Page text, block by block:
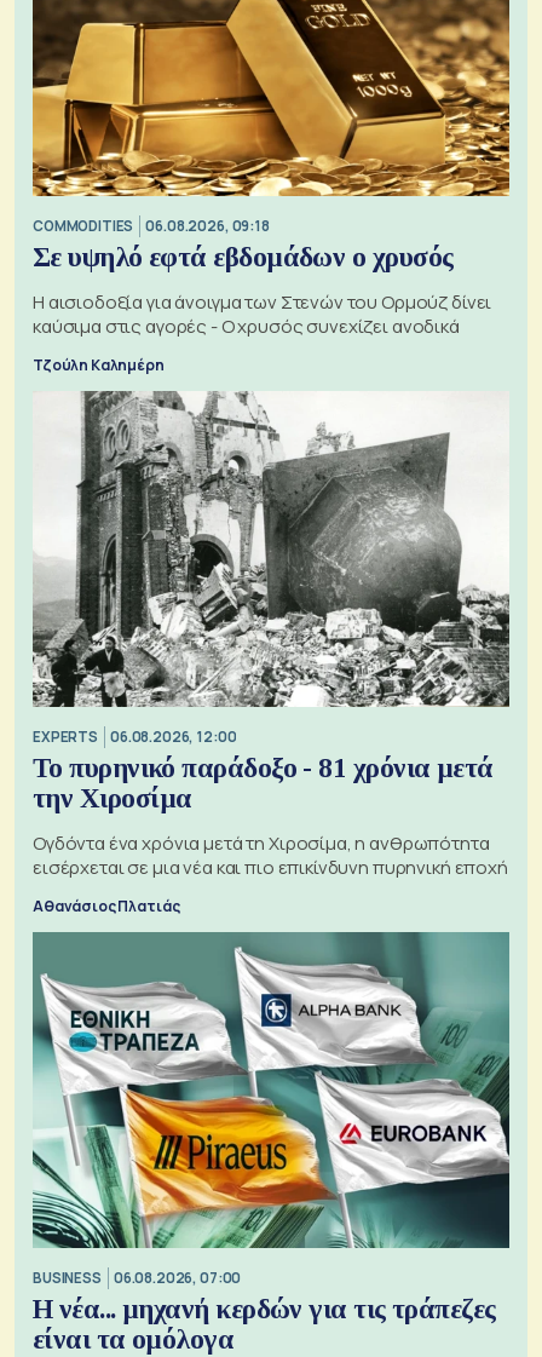
COMMODITIES 06.08.2026, 09:18
Σε υψηλό εφτά εβδομάδων ο χρυσός
Η αισιοδοξία για άνοιγμα των Στενών του Ορμούζ δίνει
καύσιμα στις αγορές - Ο χρυσός συνεχίζει ανοδικά
Τζούλη Καλημέρη
EXPERTS 06.08.2026, 12:00
Το πυρηνικό παράδοξο - 81 χρόνια μετά
την Χιροσίμα
Ογδόντα ένα χρόνια μετά τη Χιροσίμα, η ανθρωπότητα
εισέρχεται σε μια νέα και πιο επικίνδυνη πυρηνική εποχή
Αθανάσιος Πλατιάς
BUSINESS 06.08.2026, 07:00
Η νέα... μηχανή κερδών για τις τράπεζες
είναι τα ομόλογα